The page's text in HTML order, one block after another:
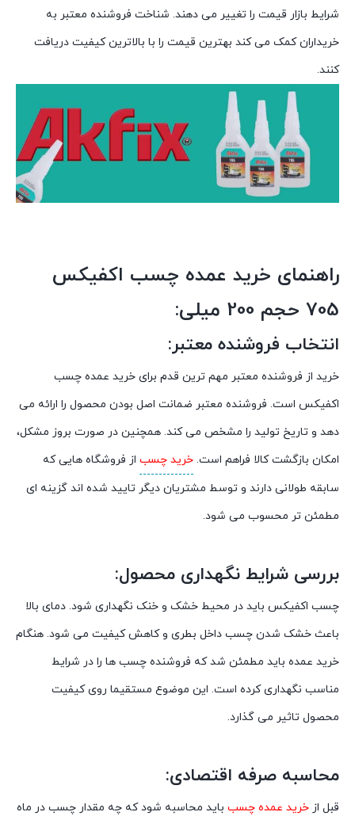
شرایط بازار قیمت را تغییر می دهند. شناخت فروشنده معتبر به
خریداران کمک می کند بهترین قیمت را با بالاترین کیفیت دریافت
کنند.
راهنمای خرید عمده چسب اکفیکس
705 حجم 200 میلی:
انتخاب فروشنده معتبر:
خرید از فروشنده معتبر مهم ترین قدم برای خرید عمده چسب
اکفیکس است. فروشنده معتبر ضمانت اصل بودن محصول را ارائه می
دهد و تاریخ تولید را مشخص می کند. همچنین در صورت بروز مشکل،
امکان بازگشت کالا فراهم است. خرید چسب از فروشگاه هایی که
سابقه طولانی دارند و توسط مشتریان دیگر تایید شده اند گزینه ای
مطمئن تر محسوب می شود.
بررسی شرایط نگهداری محصول:
چسب اکفیکس باید در محیط خشک و خنک نگهداری شود. دمای بالا
باعث خشک شدن چسب داخل بطری و کاهش کیفیت می شود. هنگام
خرید عمده باید مطمئن شد که فروشنده چسب ها را در شرایط
مناسب نگهداری کرده است. این موضوع مستقیما روی کیفیت
محصول تاثیر می گذارد.
محاسبه صرفه اقتصادی:
قبل از خرید عمده چسب باید محاسبه شود که چه مقدار چسب در ماه